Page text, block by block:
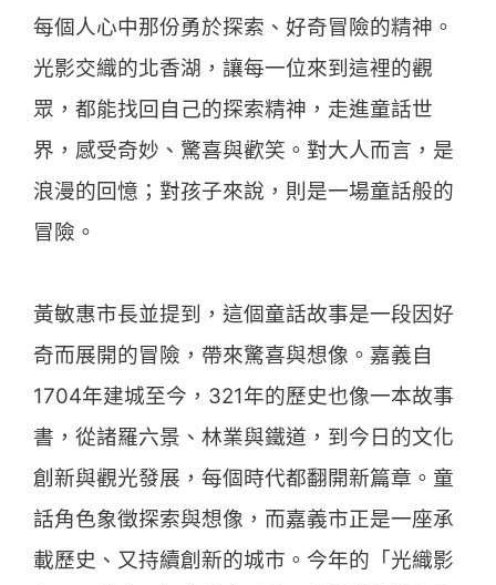
每個人心中那份勇於探索、好奇冒險的精神。
光影交織的北香湖，讓每一位來到這裡的觀
眾，都能找回自己的探索精神，走進童話世
界，感受奇妙、驚喜與歡笑。對大人而言，是
浪漫的回憶；對孩子來說，則是一場童話般的
冒險。
黃敏惠市長並提到，這個童話故事是一段因好
奇而展開的冒險，帶來驚喜與想像。嘉義自
1704年建城至今，321年的歷史也像一本故事
書，從諸羅六景、林業與鐵道，到今日的文化
創新與觀光發展，每個時代都翻開新篇章。童
話角色象徵探索與想像，而嘉義市正是一座承
載歷史、又持續創新的城市。今年的「光織影